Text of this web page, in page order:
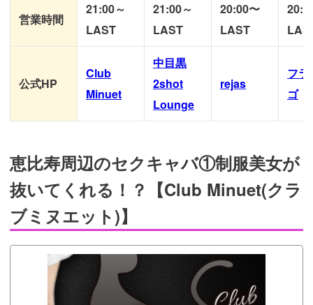
営業時間
21:00～
LAST
21:00～
LAST
20:00〜
LAST
公式HP
Club
Minuet
中目黒
2shot
Lounge
rejas
フラ
ゴ
恵比寿周辺のセクキャバ①制服美女が
抜いてくれる！？【Club Minuet(クラ
ブミヌエット)】